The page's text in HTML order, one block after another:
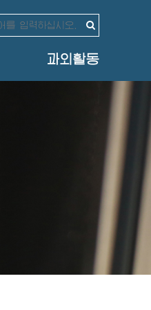
과외활동